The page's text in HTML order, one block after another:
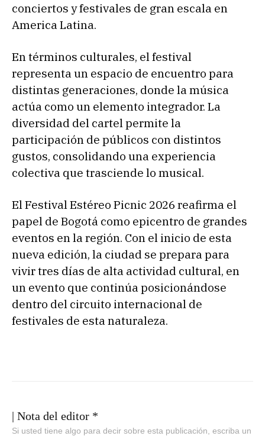
conciertos y festivales de gran escala en
America Latina.
En términos culturales, el festival
representa un espacio de encuentro para
distintas generaciones, donde la música
actúa como un elemento integrador. La
diversidad del cartel permite la
participación de públicos con distintos
gustos, consolidando una experiencia
colectiva que trasciende lo musical.
El Festival Estéreo Picnic 2026 reafirma el
papel de Bogotá como epicentro de grandes
eventos en la región. Con el inicio de esta
nueva edición, la ciudad se prepara para
vivir tres días de alta actividad cultural, en
un evento que continúa posicionándose
dentro del circuito internacional de
festivales de esta naturaleza.
| Nota del editor *
Si usted tiene algo para decir sobre esta publicación, escriba un